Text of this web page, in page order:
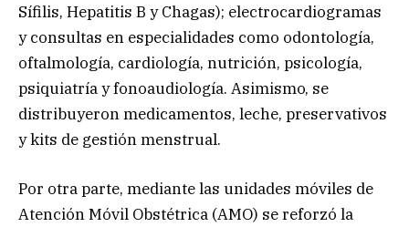
Sífilis, Hepatitis B y Chagas); electrocardiogramas
y consultas en especialidades como odontología,
oftalmología, cardiología, nutrición, psicología,
psiquiatría y fonoaudiología. Asimismo, se
distribuyeron medicamentos, leche, preservativos
y kits de gestión menstrual.
Por otra parte, mediante las unidades móviles de
Atención Móvil Obstétrica (AMO) se reforzó la